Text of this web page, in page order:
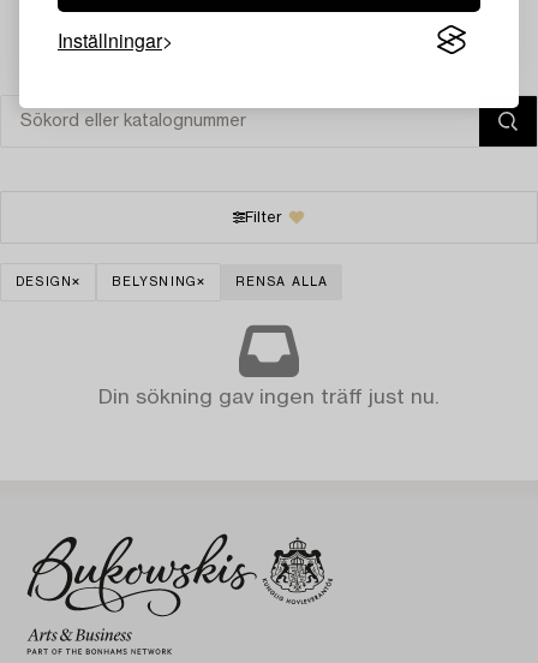
Inställningar
Filter
DESIGN BELYSNING RENSA ALLA
Din sökning gav ingen träff just nu.